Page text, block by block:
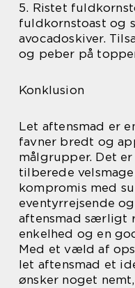
5. Ristet
fuldkornstoast og
avocadoskiver.
og peber på
Konklusion
Let aftensmad er
favner bredt og
målgrupper. Det
tilberede
kompromis med
eventyrrejsende
aftensmad særligt
enkelhed og en
Med et væld af
let aftensmad et
ønsker noget